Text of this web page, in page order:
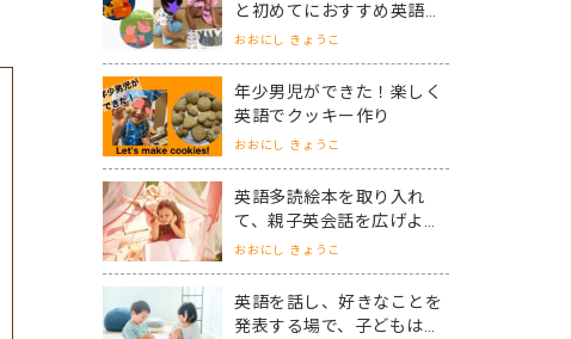
と初めてにおすすめ英語絵
本3選
おおにし きょうこ
年少男児ができた！楽しく
英語でクッキー作り
おおにし きょうこ
英語多読絵本を取り入れ
て、親子英会話を広げよ
う！
おおにし きょうこ
英語を話し、好きなことを
発表する場で、子どもは子